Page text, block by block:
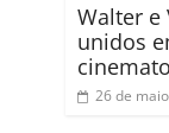
Walter e
unidos
26 de